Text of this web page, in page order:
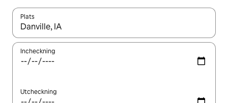
Plats
När resultaten är tillgängliga kan du navigera med upp- och
Incheckning
Utcheckning